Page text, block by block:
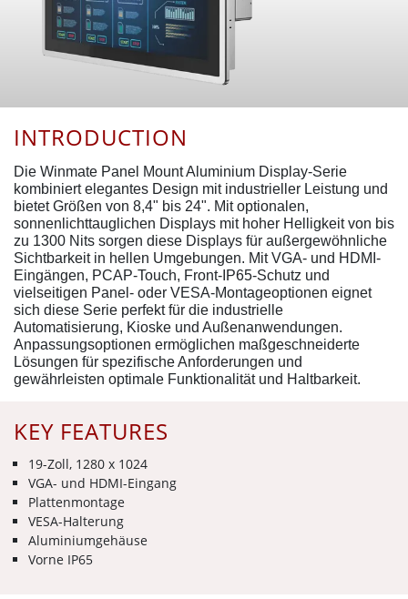
KEY FEATURES
19-Zoll, 1280 x 1024
VGA- und HDMI-Eingang
Plattenmontage
VESA-Halterung
Aluminiumgehäuse
Vorne IP65
INTRODUCTION
Die Winmate Panel Mount Aluminium Display-Serie
kombiniert elegantes Design mit industrieller Leistung und
bietet Größen von 8,4" bis 24". Mit optionalen,
sonnenlichttauglichen Displays mit hoher Helligkeit von bis
zu 1300 Nits sorgen diese Displays für außergewöhnliche
Sichtbarkeit in hellen Umgebungen. Mit VGA- und HDMI-
Eingängen, PCAP-Touch, Front-IP65-Schutz und
vielseitigen Panel- oder VESA-Montageoptionen eignet
sich diese Serie perfekt für die industrielle
Automatisierung, Kioske und Außenanwendungen.
Anpassungsoptionen ermöglichen maßgeschneiderte
Lösungen für spezifische Anforderungen und
gewährleisten optimale Funktionalität und Haltbarkeit.